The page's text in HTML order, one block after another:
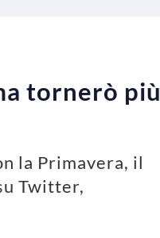
tornerò più
la Primavera, il
Twitter,